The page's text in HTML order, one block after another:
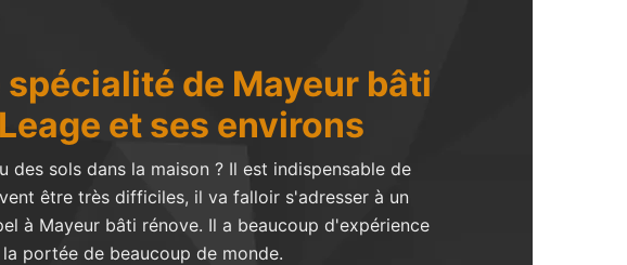
de Mayeur bâti
et ses environs
sols dans la maison ? Il est indispensable de
être très difficiles, il va falloir s'adresser à un
à Mayeur bâti rénove. Il a beaucoup d'expérience
portée de beaucoup de monde.